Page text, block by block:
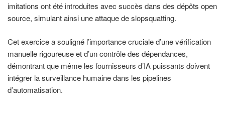
imitations ont été introduites avec succès dans des dépôts open
source, simulant ainsi une attaque de slopsquatting.
Cet exercice a souligné l’importance cruciale d’une vérification
manuelle rigoureuse et d’un contrôle des dépendances,
démontrant que même les fournisseurs d’IA puissants doivent
intégrer la surveillance humaine dans les pipelines
d’automatisation.